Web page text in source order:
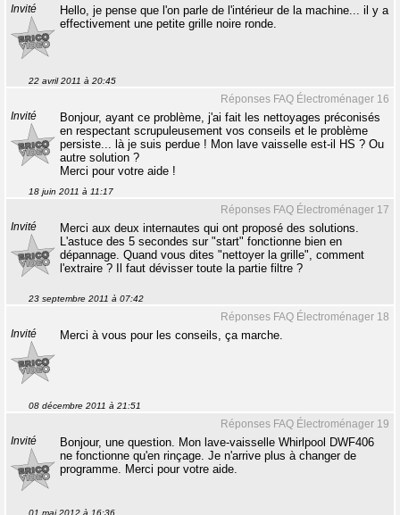
Invité
Hello, je pense que l'on parle de l'intérieur de la machine... il y a
effectivement une petite grille noire ronde.
22 avril 2011 à 20:45
Réponses FAQ Électroménager 16
Invité
Bonjour, ayant ce problème, j'ai fait les nettoyages préconisés
en respectant scrupuleusement vos conseils et le problème
persiste... là je suis perdue ! Mon lave vaisselle est-il HS ? Ou
autre solution ?
Merci pour votre aide !
18 juin 2011 à 11:17
Réponses FAQ Électroménager 17
Invité
Merci aux deux internautes qui ont proposé des solutions.
L'astuce des 5 secondes sur "start" fonctionne bien en
dépannage. Quand vous dites "nettoyer la grille", comment
l'extraire ? Il faut dévisser toute la partie filtre ?
23 septembre 2011 à 07:42
Réponses FAQ Électroménager 18
Invité Merci à vous pour les conseils, ça marche.
08 décembre 2011 à 21:51
Réponses FAQ Électroménager 19
Invité
Bonjour, une question. Mon lave-vaisselle Whirlpool DWF406
ne fonctionne qu'en rinçage. Je n'arrive plus à changer de
programme. Merci pour votre aide.
01 mai 2012 à 16:36